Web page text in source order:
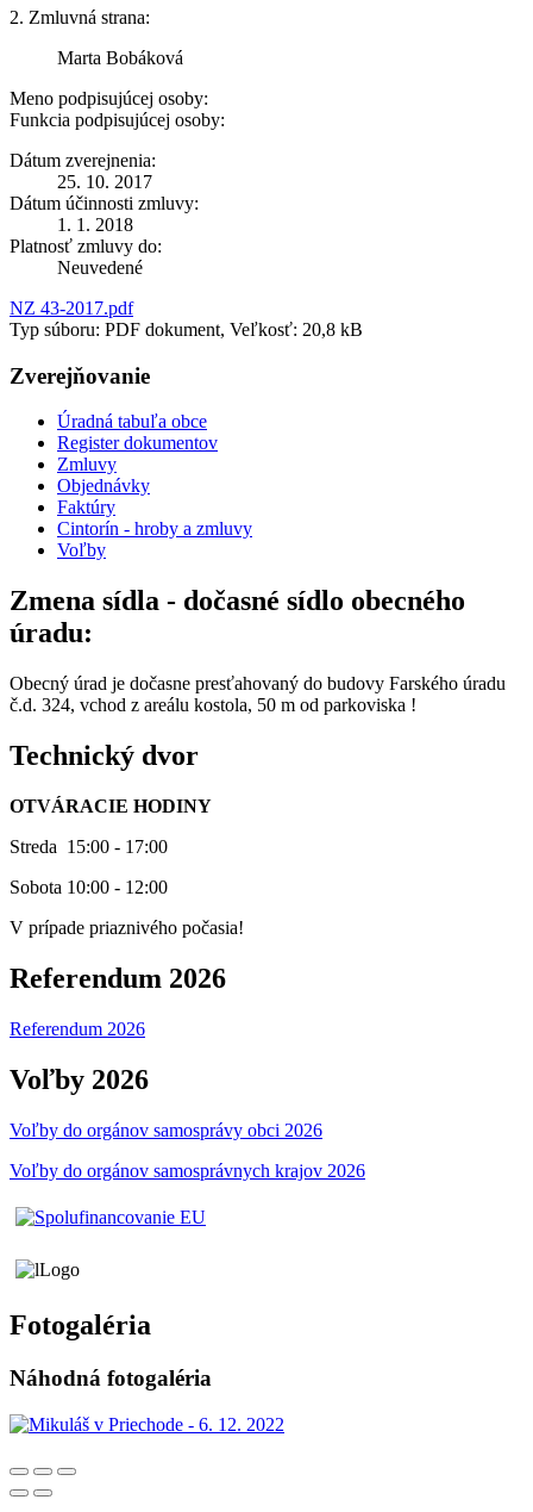
2. Zmluvná strana:
Marta Bobáková
Meno podpisujúcej osoby:
Funkcia podpisujúcej osoby:
Dátum zverejnenia:
25. 10. 2017
Dátum účinnosti zmluvy:
1. 1. 2018
Platnosť zmluvy do:
Neuvedené
NZ 43-2017.pdf
Typ súboru: PDF dokument, Veľkosť: 20,8 kB
Zverejňovanie
Úradná tabuľa obce
Register dokumentov
Zmluvy
Objednávky
Faktúry
Cintorín - hroby a zmluvy
Voľby
Zmena sídla - dočasné sídlo obecného
úradu:
Obecný úrad je dočasne presťahovaný do budovy Farského úradu
č.d. 324, vchod z areálu kostola, 50 m od parkoviska !
Technický dvor
OTVÁRACIE HODINY
Streda 15:00 - 17:00
Sobota 10:00 - 12:00
V prípade priaznivého počasia!
Referendum 2026
Referendum 2026
Voľby 2026
Voľby do orgánov samosprávy obci 2026
Voľby do orgánov samosprávnych krajov 2026
Fotogaléria
Náhodná fotogaléria